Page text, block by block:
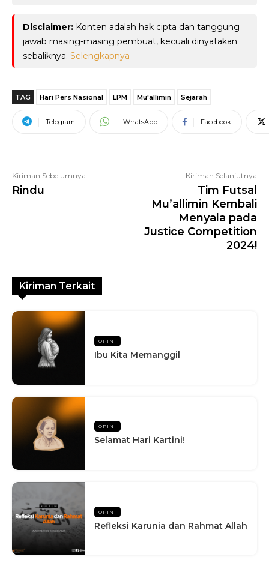
Disclaimer: Konten adalah hak cipta dan tanggung
jawab masing-masing pembuat, kecuali dinyatakan
sebaliknya. Selengkapnya
TAG Hari Pers Nasional LPM Mu'allimin Sejarah
Telegram WhatsApp Facebook
Kiriman Sebelumnya
Rindu
Kiriman Selanjutnya
Tim Futsal
Mu’allimin Kembali
Menyala pada
Justice Competition
2024!
Kiriman Terkait
OPINI
Ibu Kita Memanggil
OPINI
Selamat Hari Kartini!
OPINI
Refleksi Karunia dan Rahmat Allah